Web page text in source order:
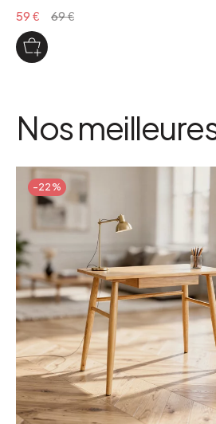
59 €
69 €
Nos
-22%